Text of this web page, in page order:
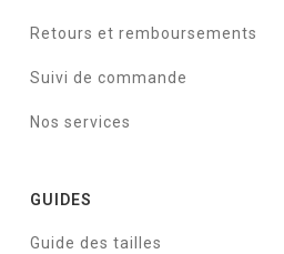
Retours et remboursements
Suivi de commande
Nos services
GUIDES
Guide des tailles